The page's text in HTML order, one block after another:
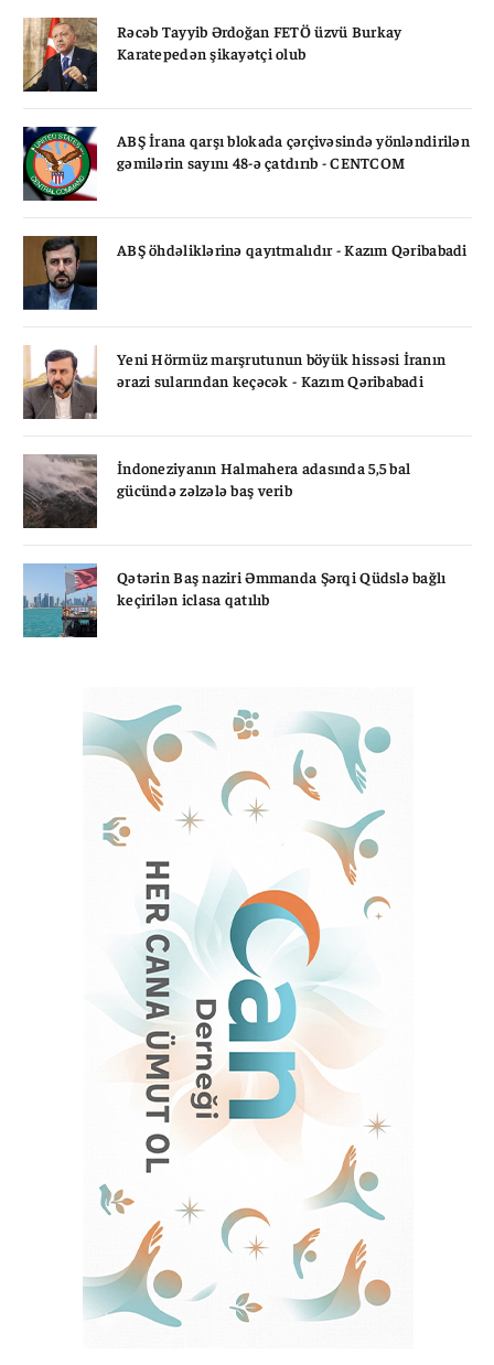
Rəcəb Tayyib Ərdoğan FETÖ üzvü Burkay
Karatepedən şikayətçi olub
ABŞ İrana qarşı blokada çərçivəsində yönləndirilən
gəmilərin sayını 48-ə çatdırıb - CENTCOM
ABŞ öhdəliklərinə qayıtmalıdır - Kazım Qəribabadi
Yeni Hörmüz marşrutunun böyük hissəsi İranın
ərazi sularından keçəcək - Kazım Qəribabadi
İndoneziyanın Halmahera adasında 5,5 bal
gücündə zəlzələ baş verib
Qətərin Baş naziri Əmmanda Şərqi Qüdslə bağlı
keçirilən iclasa qatılıb